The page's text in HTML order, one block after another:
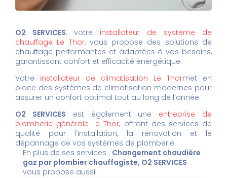
O2 SERVICES, votre installateur de système de
chauffage Le Thor, vous propose des solutions de
chauffage performantes et adaptées à vos besoins,
garantissant confort et efficacité énergétique.
Votre installateur de climatisation Le Thormet en
place des systèmes de climatisation modernes pour
assurer un confort optimal tout au long de l’année.
O2 SERVICES est également une entreprise de
plomberie générale Le Thor, offrant des services de
qualité pour l'installation, la rénovation et le
dépannage de vos systèmes de plomberie.
En plus de ses services : Changement chaudière
gaz par plombier chauffagiste, O2 SERVICES
vous propose aussi :